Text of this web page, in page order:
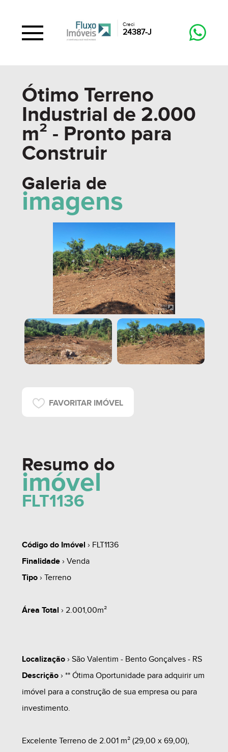
Creci
24387-J
Ótimo Terreno
Industrial de 2.000
m² - Pronto para
Construir
Galeria de
imagens
FAVORITAR IMÓVEL
Resumo do
imóvel
FLT1136
Código do Imóvel › FLT1136
Finalidade› Venda
Tipo› Terreno
Área Total › 2.001,00m²
Localização› São Valentim - Bento Gonçalves - RS
Descrição› ** Ótima Oportunidade para adquirir um
imóvel para a construção de sua empresa ou para
investimento.
Excelente Terreno de 2.001 m² (29,00 x 69,00),